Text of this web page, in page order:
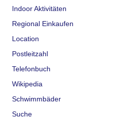
Indoor Aktivitäten
Regional Einkaufen
Location
Postleitzahl
Telefonbuch
Wikipedia
Schwimmbäder
Suche